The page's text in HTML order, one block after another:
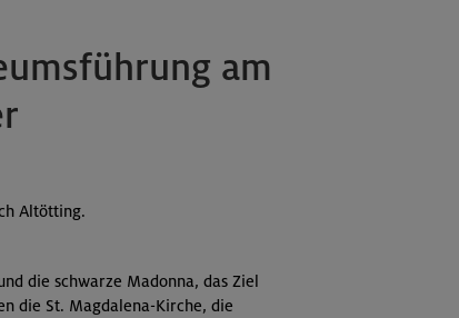
am
Altötting.
die schwarze Madonna, das Ziel
die St. Magdalena-Kirche, die